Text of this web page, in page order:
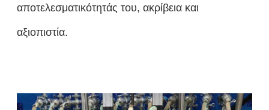
αποτελεσματικότητάς του, ακρίβεια και
αξιοπιστία.